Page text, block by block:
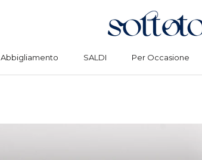
Abbigliamento
SALDI
Per Occasione